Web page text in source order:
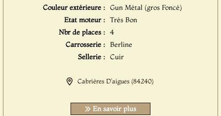
Couleur extérieure : Gun Métal (gros Foncé)
Etat moteur : Très Bon
Nbr de places : 4
Carrosserie : Berline
Sellerie : Cuir
Cabrières D’aigues (84240)
En savoir plus